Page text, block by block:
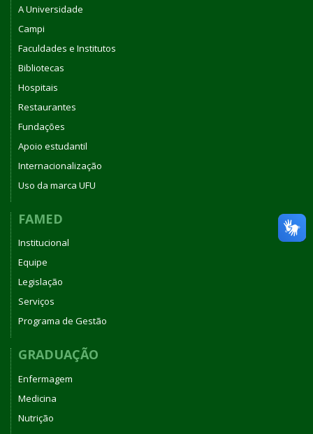
A Universidade
Campi
Faculdades e Institutos
Bibliotecas
Hospitais
Restaurantes
Fundações
Apoio estudantil
Internacionalização
Uso da marca UFU
FAMED
Institucional
Equipe
Legislação
Serviços
Programa de Gestão
GRADUAÇÃO
Enfermagem
Medicina
Nutrição